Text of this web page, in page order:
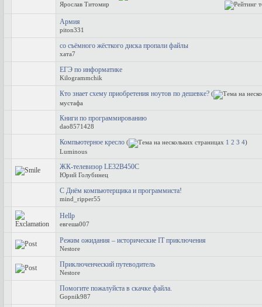
Ярослав Титомир
Армия
piton331
со съёмного жёсткого диска пропали файлы
хата7
ЕГЭ по информатике
Kilogrammchik
Кто знает схему приобретения ноутов по дешевке? (
мустафа
Книги по программированию
dao8571428
Компьютерное кресло ( 1 2 3 4)
Luminous
ЖК-телевизор LE32B450C
Юрий Голубинец
С Днём компьютерщика и программиста!
mind_ripper55
Hellp
евгеша007
Режим ожидания – исторические IT приключения
Nestore
Приключенческий путеводитель
Nestore
Помогите пожалуйста в скачке файла.
Gopnik987